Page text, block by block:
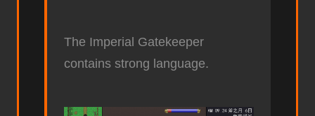
The Imperial Gatekeeper
contains strong language.